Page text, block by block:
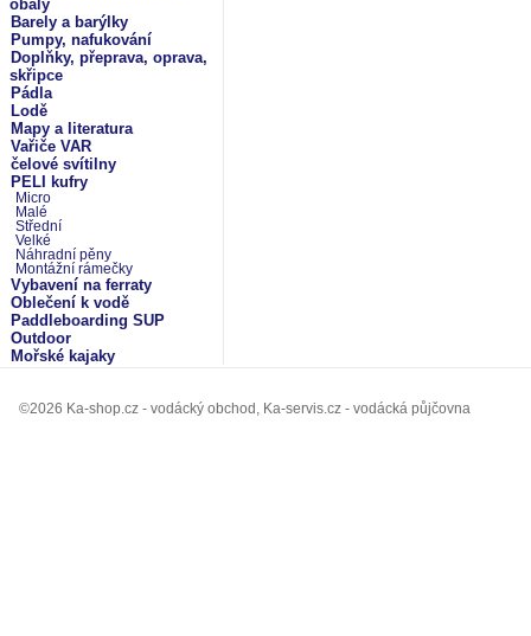
obaly
Barely a barýlky
Pumpy, nafukování
Doplňky, přeprava, oprava,
skřipce
Pádla
Lodě
Mapy a literatura
Vařiče VAR
čelové svítilny
PELI kufry
Micro
Malé
Střední
Velké
Náhradní pěny
Montážní rámečky
Vybavení na ferraty
Oblečení k vodě
Paddleboarding SUP
Outdoor
Mořské kajaky
©2026 Ka-shop.cz - vodácký obchod, Ka-servis.cz - vodácká půjčovna